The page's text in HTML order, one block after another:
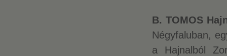
B. TOMOS
Négyfaluban,
a Hajnalból